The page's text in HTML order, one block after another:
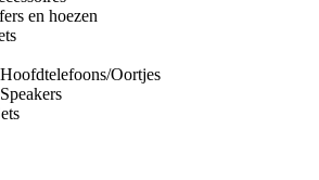
en hoezen
Oortjes